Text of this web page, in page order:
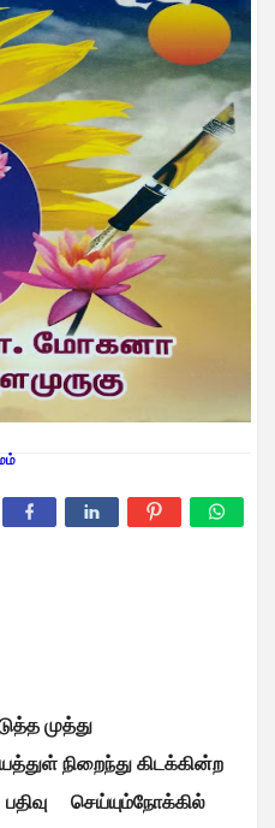
அரசு உயர்நிலைப்பள்ளி -
அரசு மேல்நிலைப்பள்ளி,
மேல்நிலைப்பள்ளியில் 1996 - 98 ஆம்
#இன்பச்சுற்றுலா.... அக்டோபர்
தமிழ் அறிவோம்! 210.
25 ஆண்டுகால நட்பு - 31.05.2026
முத்து
நிறைந்து கிடக்கின்ற
செய்யும்நோக்கில்